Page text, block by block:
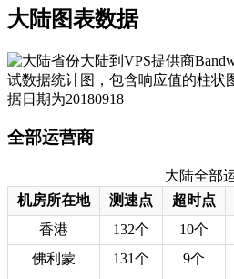
大陆图表数据
全部运营商
大陆全部
机房所在地
测速点 超时点
香港
132个 10个
佛利蒙
131个 9个